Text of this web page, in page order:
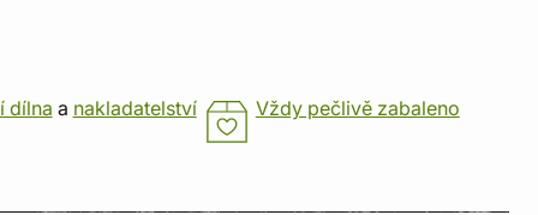
dílna a nakladatelství Vždy pečlivě zabaleno